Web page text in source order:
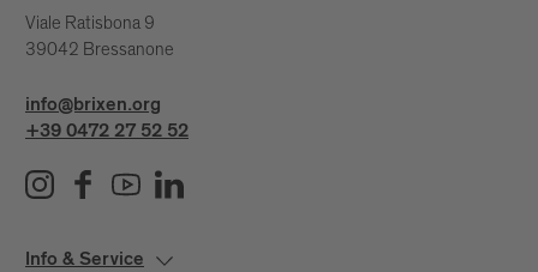
Viale Ratisbona 9
39042 Bressanone
info@brixen.org
+39 0472 27 52 52
Info & Service